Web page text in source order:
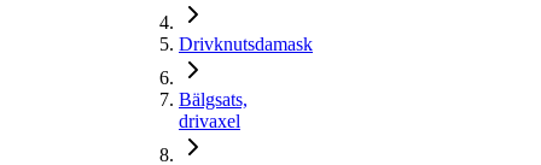
Drivknutsdamask
Bälgsats,
drivaxel